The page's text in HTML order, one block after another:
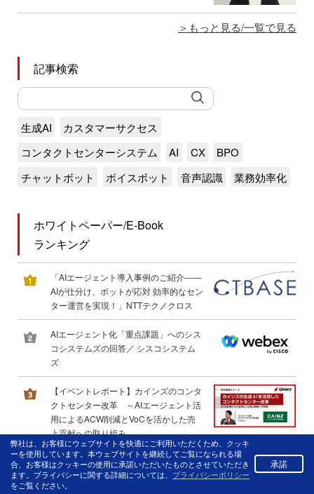
もっと見る/一覧で見る
記事検索
生成AI
カスタマーサクセス
コンタクトセンターシステム
AI CX
BPO
チャットボット
ボイスボット 音声認識 業務効率化
ホワイトペーパー/E-Book
ランキング
「AIエージェント導入事例のご紹介――
AIが仕分け、ボットが応対 効率的なセン
ター運営を実現！」NTTテクノクロス
AIエージェント化「重点課題」へのシス
コシステムズの回答／ シスコシステム
ズ
【イベントレポート】カインズのコンタ
クトセンター改革 ～AIエージェント活
用によるACW削減とVoCを活かした売
上貢献への取り組み
4
「ボイスボット導入の10の壁 失敗回避
する5つのステップ」電話放送局 / DHK
CANVAS
弊社は、お客様にウェブサイトを快適にご利用いただくため、クッキ
ーを使用しています。本ウェブサイトを継続してご覧になられる場
合、お客様はクッキーの使用に承諾いただいたものとさせていただき
ます。プライバシーに関する詳細については、 プライバシーポリシー
をご覧ください。
承諾